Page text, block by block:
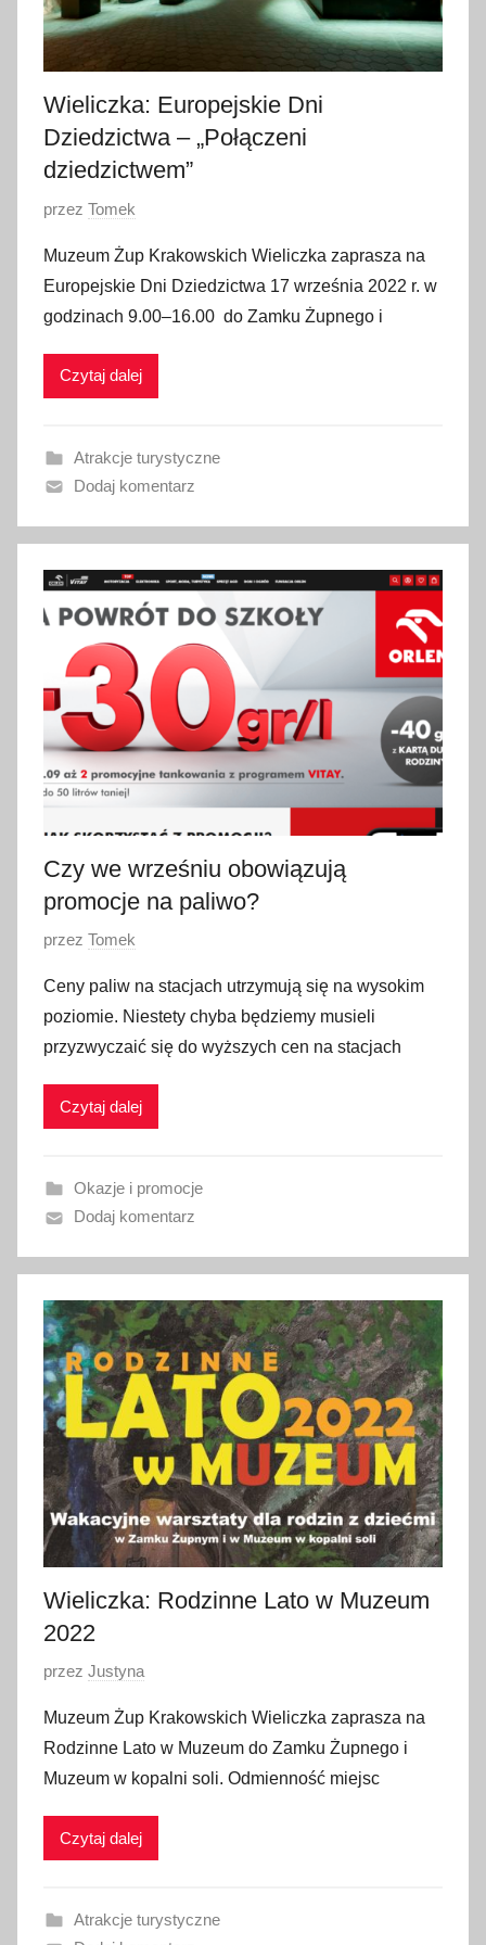
i
a
0
2
Wieliczka: Europejskie Dni
Dziedzictwa – „Połączeni
dziedzictwem”
O
u
b
l
i
a
n
1
3
w
r
e
ś
n
i
a
2
0
2
przez Tomek
Muzeum Żup Krakowskich Wieliczka zaprasza na
Europejskie Dni Dziedzictwa 17 września 2022 r. w
godzinach 9.00–16.00 do Zamku Żupnego i
Czytaj dalej
Atrakcje turystyczne
Dodaj komentarz
Czy we wrześniu obowiązują
promocje na paliwo?
O
u
b
l
i
a
n
3
1
s
i
e
r
p
n
i
a
2
0
2
przez Tomek
Ceny paliw na stacjach utrzymują się na wysokim
poziomie. Niestety chyba będziemy musieli
przyzwyczaić się do wyższych cen na stacjach
Czytaj dalej
Okazje i promocje
Dodaj komentarz
Wieliczka: Rodzinne Lato w Muzeum
2022
O
u
b
l
i
a
przez Justyna
Muzeum Żup Krakowskich Wieliczka zaprasza na
Rodzinne Lato w Muzeum do Zamku Żupnego i
Muzeum w kopalni soli. Odmienność miejsc
Czytaj dalej
Atrakcje turystyczne